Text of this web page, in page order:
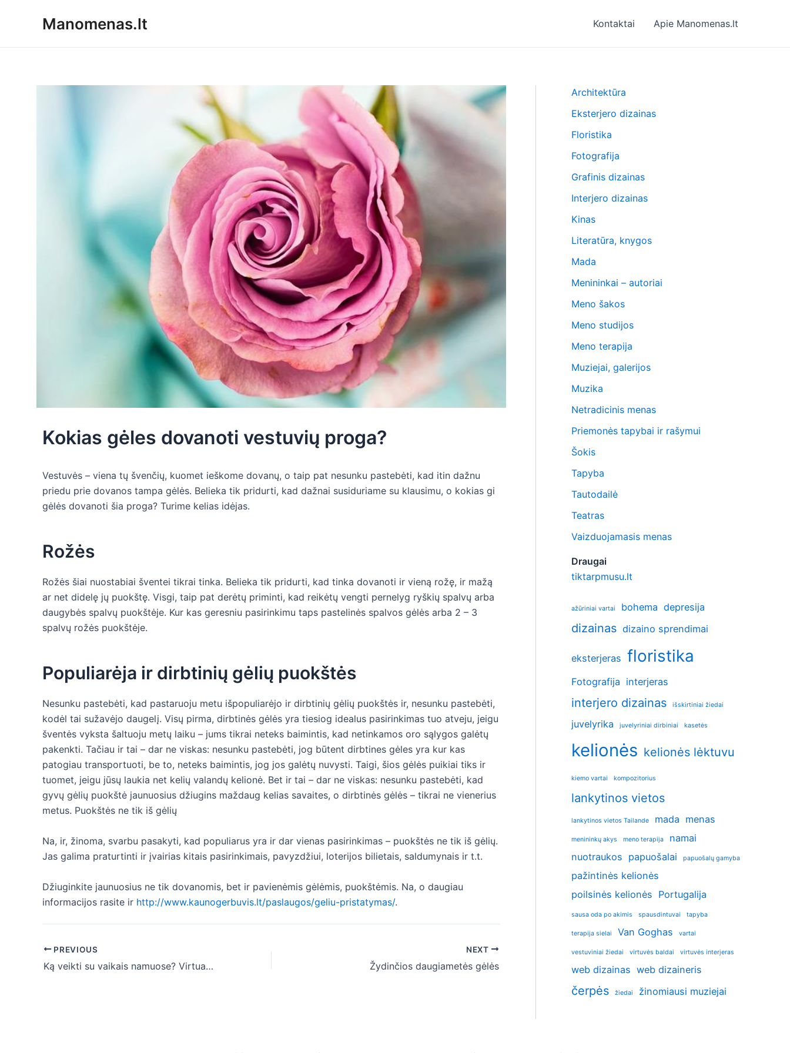
Manomenas.lt Kontaktai Apie Manomenas.lt
Kokias gėles dovanoti vestuvių proga?
Vestuvės – viena tų švenčių, kuomet ieškome dovanų, o taip pat nesunku pastebėti, kad itin dažnu
priedu prie dovanos tampa gėlės. Belieka tik pridurti, kad dažnai susiduriame su klausimu, o kokias gi
gėlės dovanoti šia proga? Turime kelias idėjas.
Rožės
Rožės šiai nuostabiai šventei tikrai tinka. Belieka tik pridurti, kad tinka dovanoti ir vieną rožę, ir mažą
ar net didelę jų puokštę. Visgi, taip pat derėtų priminti, kad reikėtų vengti pernelyg ryškių spalvų arba
daugybės spalvų puokštėje. Kur kas geresniu pasirinkimu taps pastelinės spalvos gėlės arba 2 – 3
spalvų rožės puokštėje.
Populiarėja ir dirbtinių gėlių puokštės
Nesunku pastebėti, kad pastaruoju metu išpopuliarėjo ir dirbtinių gėlių puokštės ir, nesunku pastebėti,
kodėl tai sužavėjo daugelį. Visų pirma, dirbtinės gėlės yra tiesiog idealus pasirinkimas tuo atveju, jeigu
šventės vyksta šaltuoju metų laiku – jums tikrai neteks baimintis, kad netinkamos oro sąlygos galėtų
pakenkti. Tačiau ir tai – dar ne viskas: nesunku pastebėti, jog būtent dirbtines gėles yra kur kas
patogiau transportuoti, be to, neteks baimintis, jog jos galėtų nuvysti. Taigi, šios gėlės puikiai tiks ir
tuomet, jeigu jūsų laukia net kelių valandų kelionė. Bet ir tai – dar ne viskas: nesunku pastebėti, kad
gyvų gėlių puokštė jaunuosius džiugins maždaug kelias savaites, o dirbtinės gėlės – tikrai ne vienerius
metus. Puokštės ne tik iš gėlių
Na, ir, žinoma, svarbu pasakyti, kad populiarus yra ir dar vienas pasirinkimas – puokštės ne tik iš gėlių.
Jas galima praturtinti ir įvairias kitais pasirinkimais, pavyzdžiui, loterijos bilietais, saldumynais ir t.t.
Džiuginkite jaunuosius ne tik dovanomis, bet ir pavienėmis gėlėmis, puokštėmis. Na, o daugiau
informacijos rasite ir http://www.kaunogerbuvis.lt/paslaugos/geliu-pristatymas/.
Post
navigation
PREVIOUS
Ką veikti su vaikais namuose? Virtualios parodos į pagalbą!
NEXT
Žydinčios daugiametės gėlės
Architektūra
Eksterjero dizainas
Floristika
Fotografija
Grafinis dizainas
Interjero dizainas
Kinas
Literatūra, knygos
Mada
Menininkai – autoriai
Meno šakos
Meno studijos
Meno terapija
Muziejai, galerijos
Muzika
Netradicinis menas
Priemonės tapybai ir rašymui
Šokis
Tapyba
Tautodailė
Teatras
Vaizduojamasis menas
Draugai
tiktarpmusu.lt
ažūriniai vartai bohema depresija
dizainas dizaino sprendimai
eksterjeras floristika
Fotografija interjeras
interjero dizainas išskirtiniai žiedai
juvelyrika juvelyriniai dirbiniai kasetės
kelionės kelionės lėktuvu
kiemo vartai kompozitorius
lankytinos vietos
lankytinos vietos Tailande mada menas
menininkų akys meno terapija
namai
nuotraukos papuošalai papuošalų gamyba
pažintinės kelionės
poilsinės kelionės Portugalija
sausa oda po akimis spausdintuvai tapyba
terapija sielai Van Goghas vartai
vestuviniai žiedai virtuvės baldai virtuvės interjeras
web dizainas web dizaineris
čerpės žiedai žinomiausi muziejai